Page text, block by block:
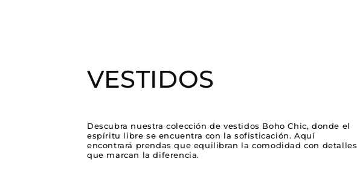
VESTIDOS
Descubra nuestra colección de vestidos Boho Chic, donde el
espíritu libre se encuentra con la sofisticación. Aquí
encontrará prendas que equilibran la comodidad con detalles
que marcan la diferencia.